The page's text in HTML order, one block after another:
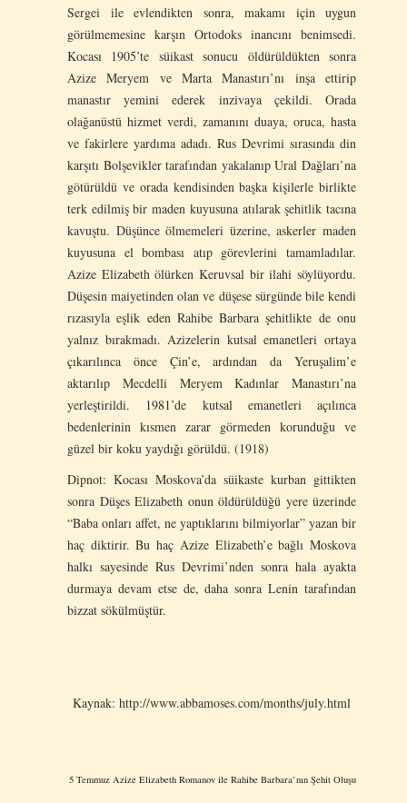
Sergei ile evlendikten sonra, makamı için uygun
görülmemesine karşın Ortodoks inancını benimsedi.
Kocası 1905’te süikast sonucu öldürüldükten sonra
Azize Meryem ve Marta Manastırı’nı inşa ettirip
manastır yemini ederek inzivaya çekildi. Orada
olağanüstü hizmet verdi, zamanını duaya, oruca, hasta
ve fakirlere yardıma adadı. Rus Devrimi sırasında din
karşıtı Bolşevikler tarafından yakalanıp Ural Dağları’na
götürüldü ve orada kendisinden başka kişilerle birlikte
terk edilmiş bir maden kuyusuna atılarak şehitlik tacına
kavuştu. Düşünce ölmemeleri üzerine, askerler maden
kuyusuna el bombası atıp görevlerini tamamladılar.
Azize Elizabeth ölürken Keruvsal bir ilahi söylüyordu.
Düşesin maiyetinden olan ve düşese sürgünde bile kendi
rızasıyla eşlik eden Rahibe Barbara şehitlikte de onu
yalnız bırakmadı. Azizelerin kutsal emanetleri ortaya
çıkarılınca önce Çin’e, ardından da Yeruşalim’e
aktarılıp Mecdelli Meryem Kadınlar Manastırı’na
yerleştirildi. 1981’de kutsal emanetleri açılınca
bedenlerinin kısmen zarar görmeden korunduğu ve
güzel bir koku yaydığı görüldü. (1918)
Dipnot: Kocası Moskova’da süikaste kurban gittikten
sonra Düşes Elizabeth onun öldürüldüğü yere üzerinde
“Baba onları affet, ne yaptıklarını bilmiyorlar” yazan bir
haç diktirir. Bu haç Azize Elizabeth’e bağlı Moskova
halkı sayesinde Rus Devrimi’nden sonra hala ayakta
durmaya devam etse de, daha sonra Lenin tarafından
bizzat sökülmüştür.
Kaynak: http://www.abbamoses.com/months/july.html
5 Temmuz Azize Elizabeth Romanov ile Rahibe Barbara’nın Şehit Oluşu